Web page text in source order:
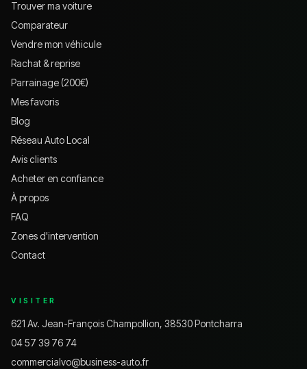
Trouver ma voiture
Comparateur
Vendre mon véhicule
Rachat & reprise
Parrainage (200€)
Mes favoris
Blog
Réseau Auto Local
Avis clients
Acheter en confiance
À propos
FAQ
Zones d'intervention
Contact
VISITER
621 Av. Jean-François Champollion, 38530 Pontcharra
04 57 39 76 74
commercialvo@business-auto.fr